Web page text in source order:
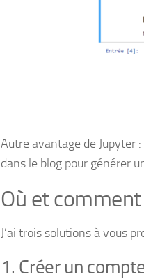
Autre avantage de Jupyter
dans le blog pour générer
Où et
J’ai trois solutions à vous
1. Créer un